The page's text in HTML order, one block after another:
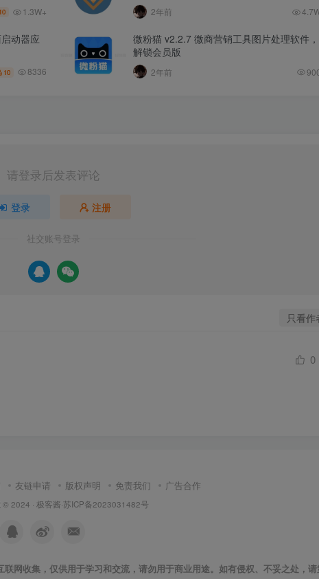
10 1.3W+ 2年前
动器应
10 8336
微粉猫 v2.2.7 微商营销工具图片处理软件，
解锁会员版
2年前
请登录后发表评论
登录 注册
社交账号登录
只看作
0
友链申请 版权声明 免责我们 广告合作
© 2024 · 极客酱·苏ICP备2023031482号
联网收集，仅供用于学习和交流，请勿用于商业用途。如有侵权、不妥之处，